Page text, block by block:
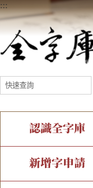
:::
認識全字庫
全字庫介紹
IDS查詢
新增字申請